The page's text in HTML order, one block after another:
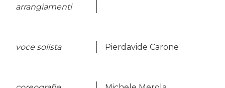
arrangiamenti
voce solista Pierdavide Carone